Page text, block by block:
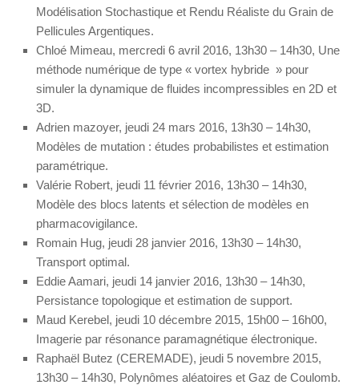
Modélisation Stochastique et Rendu Réaliste du Grain de
Pellicules Argentiques.
Chloé Mimeau, mercredi 6 avril 2016, 13h30 – 14h30, Une
méthode numérique de type « vortex hybride » pour
simuler la dynamique de fluides incompressibles en 2D et
3D.
Adrien mazoyer, jeudi 24 mars 2016, 13h30 – 14h30,
Modèles de mutation : études probabilistes et estimation
paramétrique.
Valérie Robert, jeudi 11 février 2016, 13h30 – 14h30,
Modèle des blocs latents et sélection de modèles en
pharmacovigilance.
Romain Hug, jeudi 28 janvier 2016, 13h30 – 14h30,
Transport optimal.
Eddie Aamari, jeudi 14 janvier 2016, 13h30 – 14h30,
Persistance topologique et estimation de support.
Maud Kerebel, jeudi 10 décembre 2015, 15h00 – 16h00,
Imagerie par résonance paramagnétique électronique.
Raphaël Butez (CEREMADE), jeudi 5 novembre 2015,
13h30 – 14h30, Polynômes aléatoires et Gaz de Coulomb.